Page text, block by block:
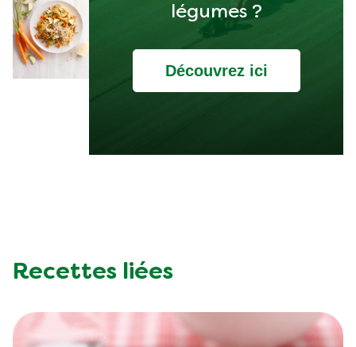
légumes ?
Découvrez ici
Recettes liées